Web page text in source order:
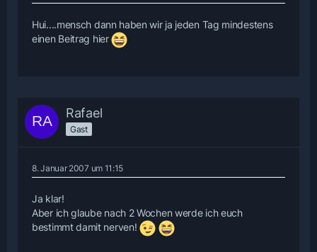
Hui....mensch dann haben wir ja jeden Tag mindestens
einen Beitrag hier
Rafael
Gast
8. Januar 2007 um 11:15
Ja klar!
Aber ich glaube nach 2 Wochen werde ich euch
bestimmt damit nerven!